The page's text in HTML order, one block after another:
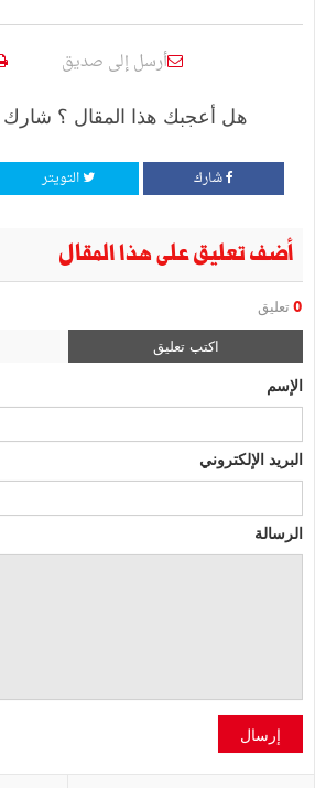
أرسل إلى صديق
هل أعجبك هذا المقال ؟
شارك التويتر
أضف تعليق على هذا المقال
0 تعليق
اكتب تعليق
الإسم
البريد الإلكتروني
الرسالة
إرسال